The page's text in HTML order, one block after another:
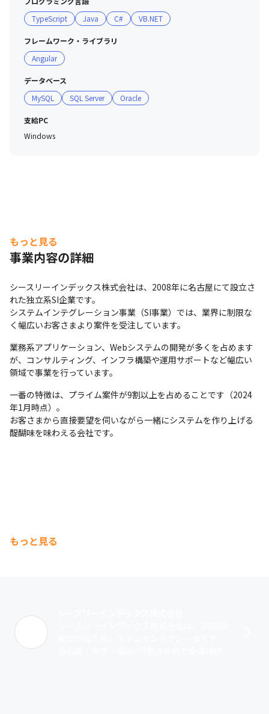
＜当社の特徴＞
これまでは社長やマネージャー陣のリードで企業を大きく
していましたが、2年で20名近く増員、近年では若手メン
バーを中心に裁量権をもって企業制度の策定に携わってい
ます。
メンバー全員で企業を作っている実感があり、今後も働き
やすい会社作りに取り組んでいきます。
フレックスや在宅、その他あったらうれしい福利厚生を導
入。有給取得もしやすい環境です。
TypeScript
Java C# VB.NET
フレームワーク・ライブラリ
Angular
データベース
MySQL
SQL Server Oracle
支給PC
Windows
もっと見る
事業内容の詳細
シースリーインデックス株式会社は、2008年に名古屋にて設立さ
れた独立系SI企業です。
システムインテグレーション事業（SI事業）では、業界に制限な
く幅広いお客さまより案件を受注しています。
業務系アプリケーション、Webシステムの開発が多くを占めます
が、コンサルティング、インフラ構築や運用サポートなど幅広い
領域で事業を行っています。
一番の特徴は、プライム案件が9割以上を占めることです（2024
年1月時点）。
お客さまから直接要望を伺いながら一緒にシステムを作り上げる
醍醐味を味わえる会社です。
もっと見る